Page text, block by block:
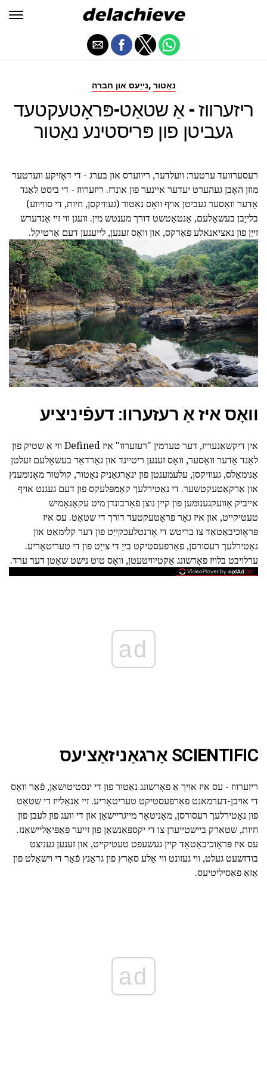
נייַעס און חברה, נאַטור
ריזערווז - אַ שטאַט-פּראָטעקטעד
געביטן פון פּריסטינע נאַטור
רעסערוועד ערטער: וועלדער, ריווערס און בערג - די דאָזיקע ווערטער
מוזן האָבן געהערט יעדער איינער פון אונדז. ריזערווז - די ביסט לאַנד
אָדער וואַסער געביטן אויף וואָס נאַטור (געוויקסן, חיות, די סוויווע)
בלייַבן בעשאָלעם, אַנטאַטשט דורך מענטש מין. וועגן ווי זיי אַנדערש
זייַן פון נאציאנאלע פּאַרקס, און וואָס זענען, לייענען דעם אַרטיקל.
וואָס איז אַ רעזערוו: דעפֿיניציע
אין דיקשאַנעריז, דער טערמין "רעזערוו" איז Defined ווי אַ שטיק פון
לאַנד אָדער וואַסער, וואָס זענען ריטיינד און גאַרדאַד בעשאָלעם זעלטן
אַנימאַלס, געוויקסן, עלעמענטן פון ינאָרגאַניק נאַטור, קולטור מאָנומענץ
און אַרקאַטעקטשער. די נאַטירלעך קאָמפּלעקס פון דעם געגנט אויף
אייביק אַוועקגענומען פון קיין נוצן פֿאַרבונדן מיט עקאָנאָמיש
טעטיקייט, און איז גאָר פּראָטעקטעד דורך די שטאַט. עס איז
פּראָוכיבאַטאַד צו בריטש די אָרנטלעכקייַט פון דער קלימאַט און
נאַטירלעך רעסורסן, פאַרפעסטיקט בייַ די צייַט פון די טעריטאָריע.
ערלויבט בלויז פאָרשונג אַקטיוויטעטן, וואָס טוט נישט שאַטן דער ערד.
ad
SCIENTIFIC אָרגאַניזאַציעס
ריזערווז - עס איז אויך אַ פאָרשונג נאַטור פון די ינסטיטושאַן, פֿאַר וואָס
די אויבן-דערמאנט פאַרפעסטיקט טעריטאָריע. זיי אַנאַלייז די שטאַט
פון נאַטירלעך רעסורסן, מאָניטאָר מייגריישאַן און די וועג פון לעבן פון
חיות, שטארק ביישטייערן צו די יקספּאַנשאַן פון זייער פּאַפּיאַליישאַנז.
עס איז פּראָוכיבאַטאַד קיין געשעפט טעטיקייט, און זענען געניצט
בודזשעט געלט, ווי געזונט ווי אַלע סאָרץ פון גראַנץ פֿאַר די וישאַלט פון
אַזאַ פאַסיליטיעס.
ad